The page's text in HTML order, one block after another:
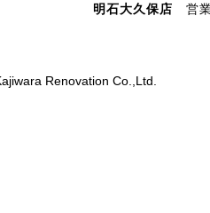
明石大久保店 営業
Renovation Co.,Ltd.